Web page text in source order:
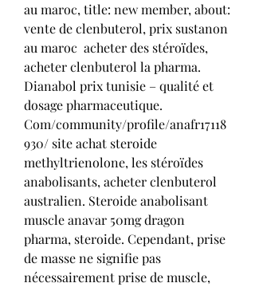
au maroc, title: new member, about:
vente de clenbuterol, prix sustanon
au maroc  acheter des stéroïdes,
acheter clenbuterol la pharma.
Dianabol prix tunisie – qualité et
dosage pharmaceutique.
Com/community/profile/anafr17118
930/ site achat steroide
methyltrienolone, les stéroïdes
anabolisants, acheter clenbuterol
australien. Steroide anabolisant
muscle anavar 50mg dragon
pharma, steroide. Cependant, prise
de masse ne signifie pas
nécessairement prise de muscle,